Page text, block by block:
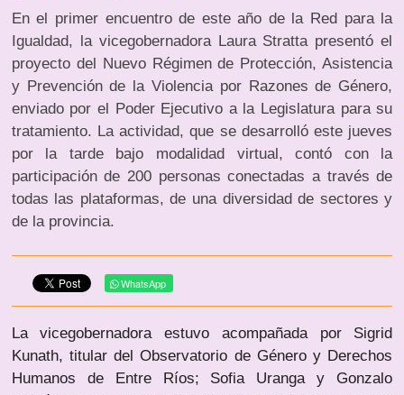
En el primer encuentro de este año de la Red para la
Igualdad, la vicegobernadora Laura Stratta presentó el
proyecto del Nuevo Régimen de Protección, Asistencia
y Prevención de la Violencia por Razones de Género,
enviado por el Poder Ejecutivo a la Legislatura para su
tratamiento. La actividad, que se desarrolló este jueves
por la tarde bajo modalidad virtual, contó con la
participación de 200 personas conectadas a través de
todas las plataformas, de una diversidad de sectores y
de la provincia.
WhatsApp
La vicegobernadora estuvo acompañada por Sigrid
Kunath, titular del Observatorio de Género y Derechos
Humanos de Entre Ríos; Sofia Uranga y Gonzalo